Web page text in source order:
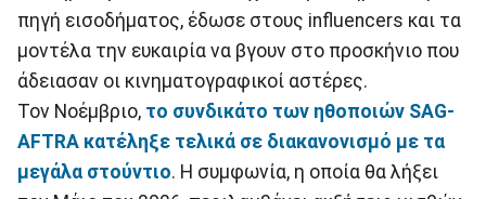
πηγή εισοδήματος, έδωσε στους influencers και τα
μοντέλα την ευκαιρία να βγουν στο προσκήνιο που
άδειασαν οι κινηματογραφικοί αστέρες.
Τον Νοέμβριο, το συνδικάτο των ηθοποιών SAG-
AFTRA κατέληξε τελικά σε διακανονισμό με τα
μεγάλα στούντιο. Η συμφωνία, η οποία θα λήξει